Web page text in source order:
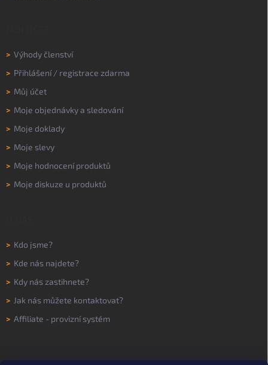
> Výhody členství
> Přihlášení/ registrace zdarma
> Můj účet
> Moje objednávky a sledování
> Moje doklady
> Moje slevy
> Moje hodnocení produktů
> Moje diskuze u produktů
> Kdo jsme?
> Kde nás najdete?
> Kdy nás zastihnete?
> Jak nás můžete kontaktovat?
> Affiliate - provizní systém